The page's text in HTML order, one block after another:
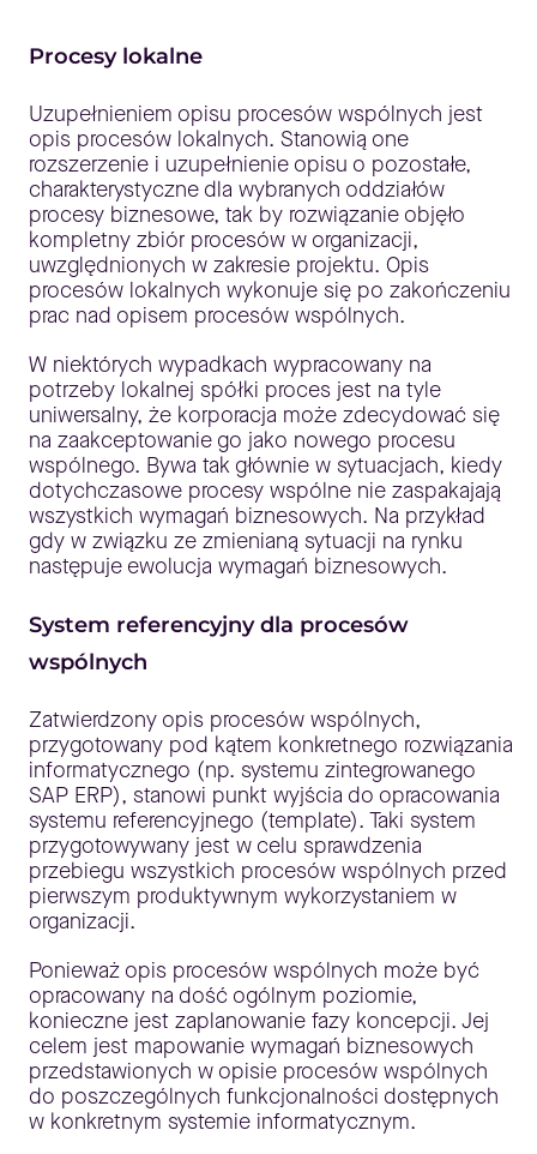
Procesy lokalne
Uzupełnieniem opisu procesów wspólnych jest
opis procesów lokalnych. Stanowią one
rozszerzenie i uzupełnienie opisu o pozostałe,
charakterystyczne dla wybranych oddziałów
procesy biznesowe, tak by rozwiązanie objęło
kompletny zbiór procesów w organizacji,
uwzględnionych w zakresie projektu. Opis
procesów lokalnych wykonuje się po zakończeniu
prac nad opisem procesów wspólnych.
W niektórych wypadkach wypracowany na
potrzeby lokalnej spółki proces jest na tyle
uniwersalny, że korporacja może zdecydować się
na zaakceptowanie go jako nowego procesu
wspólnego. Bywa tak głównie w sytuacjach, kiedy
dotychczasowe procesy wspólne nie zaspakajają
wszystkich wymagań biznesowych. Na przykład
gdy w związku ze zmienianą sytuacji na rynku
następuje ewolucja wymagań biznesowych.
System referencyjny dla procesów
wspólnych
Zatwierdzony opis procesów wspólnych,
przygotowany pod kątem konkretnego rozwiązania
informatycznego (np. systemu zintegrowanego
SAP ERP), stanowi punkt wyjścia do opracowania
systemu referencyjnego (template). Taki system
przygotowywany jest w celu sprawdzenia
przebiegu wszystkich procesów wspólnych przed
pierwszym produktywnym wykorzystaniem w
organizacji.
Ponieważ opis procesów wspólnych może być
opracowany na dość ogólnym poziomie,
konieczne jest zaplanowanie fazy koncepcji. Jej
celem jest mapowanie wymagań biznesowych
przedstawionych w opisie procesów wspólnych
do poszczególnych funkcjonalności dostępnych
w konkretnym systemie informatycznym.